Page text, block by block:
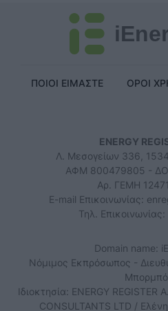
ΠΟΙΟΙ ΕΙΜΑΣΤΕ ΟΡΟΙ
ENERGY
Λ. Μεσογείων 336,
ΑΦΜ 800479805 -
Αρ. ΓΕΜΗ
E-mail Επικοινωνίας:
Τηλ.
Domain name:
Νόμιμος Εκπρόσωπος -
Ιδιοκτησία: ENERGY REGISTER
CONSULTANTS LTD /